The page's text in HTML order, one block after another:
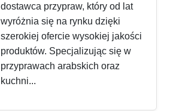
dostawca przypraw, który od lat
wyróżnia się na rynku dzięki
szerokiej ofercie wysokiej jakości
produktów. Specjalizując się w
przyprawach arabskich oraz
kuchni...